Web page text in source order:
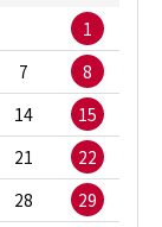
1
7
8
14
15
21
22
28 29